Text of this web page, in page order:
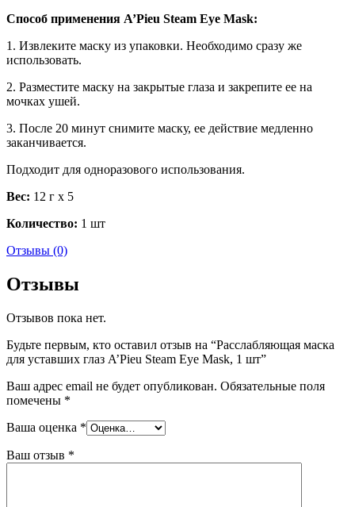
Способ применения A’Pieu Steam Eye Mask:
1. Извлеките маску из упаковки. Необходимо сразу же
использовать.
2. Разместите маску на закрытые глаза и закрепите ее на
мочках ушей.
3. После 20 минут снимите маску, ее действие медленно
заканчивается.
Подходит для одноразового использования.
Вес: 12 г х 5
Количество: 1 шт
Отзывы (0)
Отзывы
Отзывов пока нет.
Будьте первым, кто оставил отзыв на “Расслабляющая маска
для уставших глаз A’Pieu Steam Eye Mask, 1 шт”
Ваш адрес email не будет опубликован. Обязательные поля
помечены *
Ваша оценка *
Ваш отзыв *